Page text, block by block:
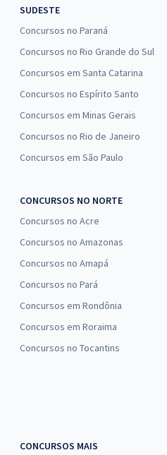
SUDESTE
Concursos no Paraná
Concursos no Rio Grande do Sul
Concursos em Santa Catarina
Concursos no Espírito Santo
Concursos em Minas Gerais
Concursos no Rio de Janeiro
Concursos em São Paulo
CONCURSOS NO NORTE
Concursos no Acre
Concursos no Amazonas
Concursos no Amapá
Concursos no Pará
Concursos em Rondônia
Concursos em Roraima
Concursos no Tocantins
CONCURSOS MAIS